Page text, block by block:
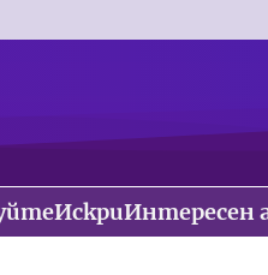
ИскриИнтересен